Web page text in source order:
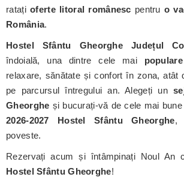
ratațioferte litoral românesc pentru o
România.
Hostel Sfântu Gheorghe Județul
îndoială, una dintre cele mai
relaxare, sănătate și confort în zona, atât
pe parcursul întregului an. Alegeți un
Gheorghe și bucurați-vă de cele mai bune
2026-2027 Hostel Sfântu Gheorghe,
poveste.
Rezervați acum și întâmpinați Noul An
Hostel Sfântu Gheorghe!